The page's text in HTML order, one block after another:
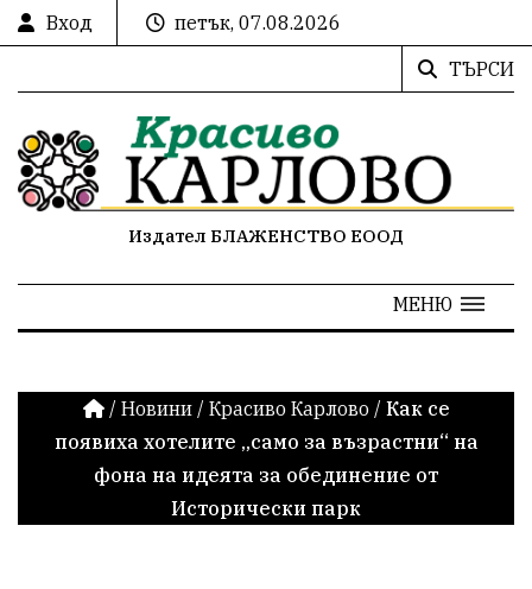
Вход
петък, 07.08.2026
ТЪРСИ
Издател БЛАЖЕНСТВО ЕООД
МЕНЮ
/ Новини / Красиво Карлово / Как се
появиха хотелите „само за възрастни“ на
фона на идеята за обединение от
Исторически парк